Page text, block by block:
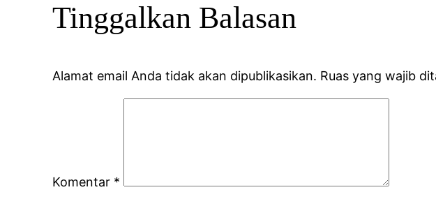
Tinggalkan Balasan
Alamat email Anda tidak akan dipublikasikan. Ruas yang wajib
Komentar *